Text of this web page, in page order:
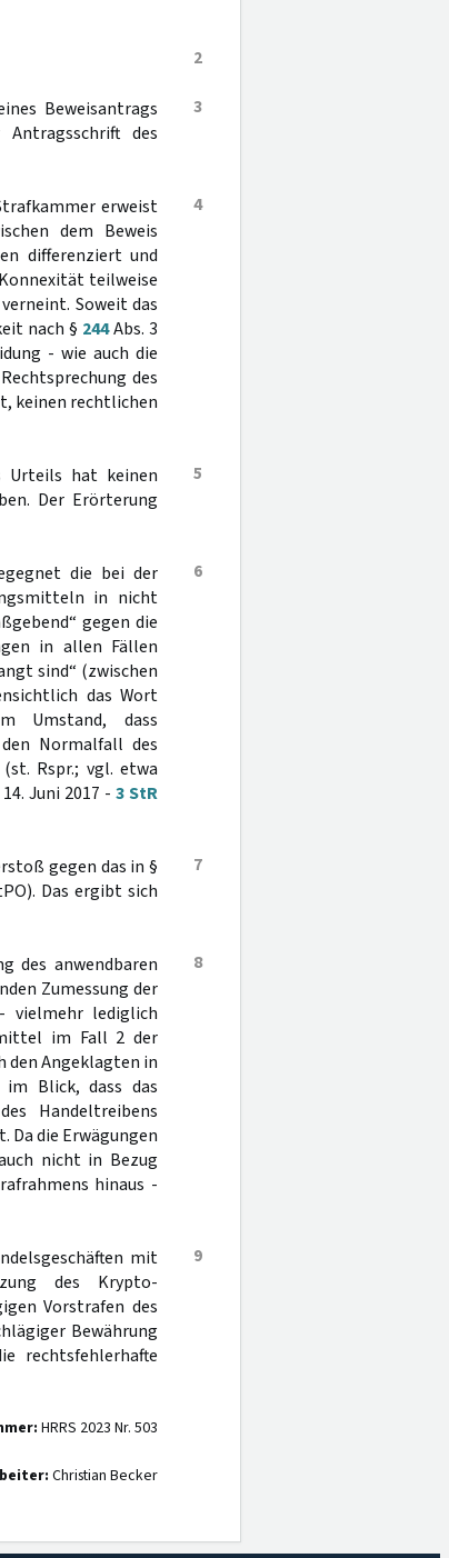
2
3
Beweisantrags
des
4
erweist
dem Beweis
differenziert und
teilweise
Soweit das
nach § 244Abs. 3
- wie auch die
des
keinen rechtlichen
5
Urteils hat keinen
Der Erörterung
6
die bei der
in nicht
gegen die
in allen Fällen
sind“ (zwischen
das Wort
Umstand, dass
Normalfall des
Rspr.; vgl. etwa
Juni 2017 - 3 StR
7
gegen das in §
Das ergibt sich
8
des anwendbaren
Zumessung der
vielmehr lediglich
im Fall 2 der
den Angeklagten in
Blick, dass das
Handeltreibens
die Erwägungen
nicht in Bezug
hinaus -
9
mit
des Krypto-
Vorstrafen des
Bewährung
rechtsfehlerhafte
HRRS 2023 Nr. 503
Christian Becker